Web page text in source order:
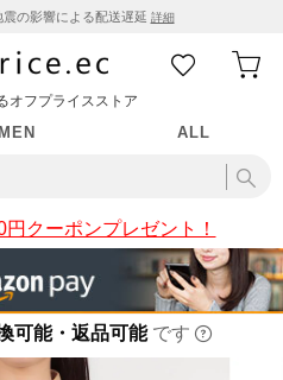
震の影響による配送遅延 詳細
オフプライスストア
MEN ALL
クーポンプレゼント！
可能・返品可能 です